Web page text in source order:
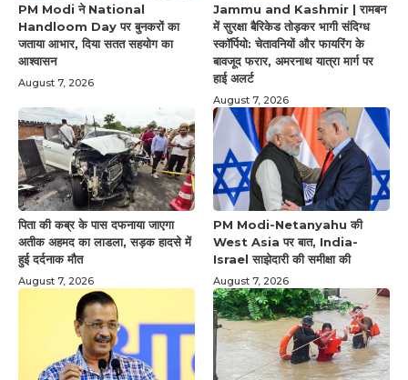
PM Modi ने National
Handloom Day पर बुनकरों का
जताया आभार, दिया सतत सहयोग का
आश्वासन
August 7, 2026
Jammu and Kashmir | रामबन
में सुरक्षा बैरिकेड तोड़कर भागी संदिग्ध
स्कॉर्पियो: चेतावनियों और फायरिंग के
बावजूद फरार, अमरनाथ यात्रा मार्ग पर
हाई अलर्ट
August 7, 2026
पिता की कब्र के पास दफनाया जाएगा
अतीक अहमद का लाडला, सड़क हादसे में
हुई दर्दनाक मौत
August 7, 2026
PM Modi-Netanyahu की
West Asia पर बात, India-
Israel साझेदारी की समीक्षा की
August 7, 2026